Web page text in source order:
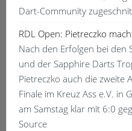
Dart-Community
RDL Open: Pietreczko
Nach den Erfolgen bei den
und der Sapphire Darts
Pietreczko auch die zweite
Finale im Kreuz Ass e.V. in
am Samstag klar mit 6:0
Source